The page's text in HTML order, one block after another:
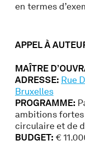
en termes
APPEL À
MAÎTRE
ADRESSE: Rue
Bruxelles
PROGRAMME:
ambitions fortes
circulaire et de
BUDGET: €